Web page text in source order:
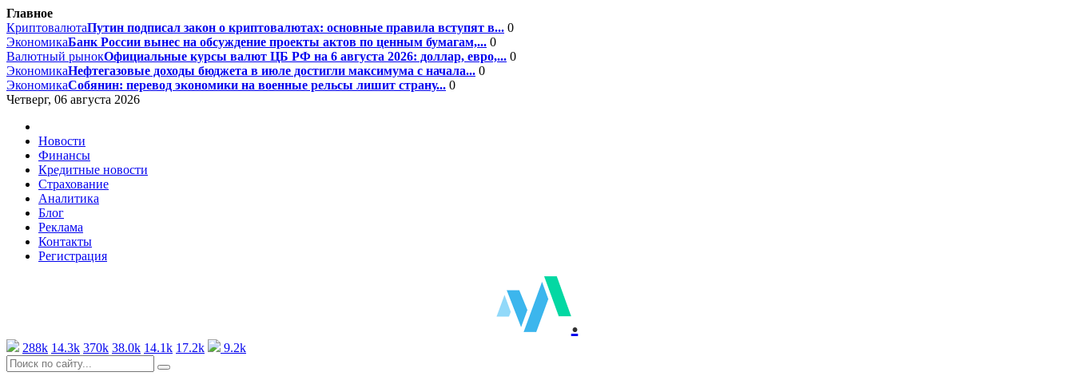
Главное
КриптовалютаПутин подписал закон о криптовалютах: основные правила вступят в... 0
ЭкономикаБанк России вынес на обсуждение проекты актов по ценным бумагам,... 0
Валютный рынокОфициальные курсы валют ЦБ РФ на 6 августа 2026: доллар, евро,... 0
ЭкономикаНефтегазовые доходы бюджета в июле достигли максимума с начала... 0
ЭкономикаСобянин: перевод экономики на военные рельсы лишит страну... 0
Четверг, 06 августа 2026
Новости
Финансы
Кредитные новости
Страхование
Аналитика
Блог
Реклама
Контакты
Регистрация
.
288k 14.3k 370k 38.0k 14.1k 17.2k 9.2k